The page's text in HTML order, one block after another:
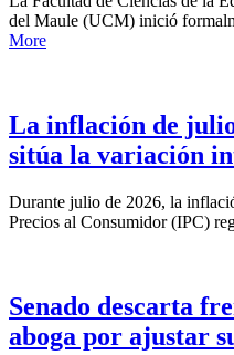
del Maule (UCM) inició
More
La inflación de
sitúa la variación
Durante julio de 2026, la
Precios al Consumidor (IPC)
Senado descarta
aboga por ajustar